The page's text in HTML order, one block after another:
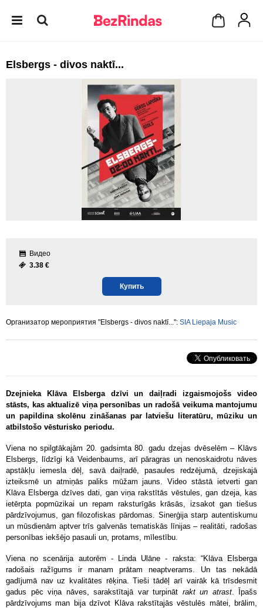
Elsbergs - divos naktī...
Видео
3.38 €
Купить
Организатор мероприятия "Elsbergs - divos naktī...": SIA Liepaja Music
Dzejnieka Klāva Elsberga dzīvi un daiļradi izgaismojošs video
stāsts, kas aktualizē viņa personības un radošā veikuma mantojumu
un papildina skolēnu zināšanas par latviešu literatūru, mūziku un
atbilstošo vēsturisko periodu.
Viena no spilgtākajām 20. gadsimta 80. gadu dzejas dvēselēm – Klāvs
Elsbergs, līdzīgi kā Veidenbaums, arī pāragras un nenoskaidrotu nāves
apstākļu iemesla dēļ, savā daiļradē, pasaules redzējumā, dzejiskajā
izteiksmē un atmiņās paliks mūžam jauns. Video stāstā ietverti gan
Klāva Elsberga dzīves dati, gan viņa rakstītās vēstules, gan dzeja, kas
ietērpta popmūzikai un repam raksturīgās krāsās, izsakot gan tiešus
pārdzīvojumus, gan filozofiskas pārdomas. Sinerģija starp autentiskumu
un mūsdienām aptver trīs galvenās tematiskās līnijas – realitāti, radošas
personības iekšējo pasauli un, protams, mīlestību.
Viena no scenārija autorēm - Linda Ulāne - raksta: “Klāva Elsberga
radošais ražīgums ir manam prātam neaptverams. Un tas nekādā
gadījumā nav uz kvalitātes rēķina. Tieši tādēļ arī vairāk kā trīsdesmit
gadus pēc viņa nāves, sarakstītajā var turpināt rakt un atrast. Īpašs
pārdzīvojums man bija dzīvot Klāva rakstītajās vēstulēs mātei, brālim,